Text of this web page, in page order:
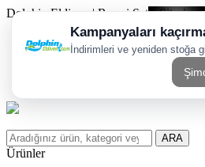
Dolphin Eldiven | Resmi Satış Sitesi
Kargom
ARA
Ürünler